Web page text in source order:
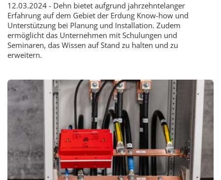
12.03.2024 - Dehn bietet aufgrund jahrzehntelanger
Erfahrung auf dem Gebiet der Erdung Know-how und
Unterstützung bei Planung und Installation. Zudem
ermöglicht das Unternehmen mit Schulungen und
Seminaren, das Wissen auf Stand zu halten und zu
erweitern.